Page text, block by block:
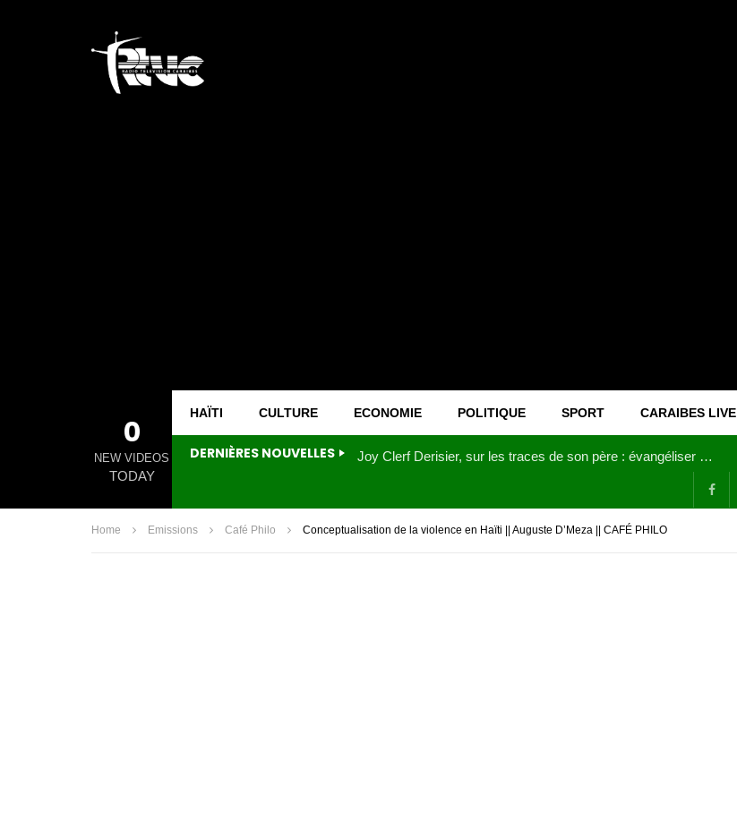
0
NEW VIDEOS
TODAY
HAÏTI CULTURE ECONOMIE POLITIQUE SPORT CARAIBES LIVE
DERNIÈRES NOUVELLES Joy Clerf Derisier, sur les traces de son père : évangéliser par la musique
Home Emissions Café Philo Conceptualisation de la violence en Haïti || Auguste D’Meza || CAFÉ PHILO